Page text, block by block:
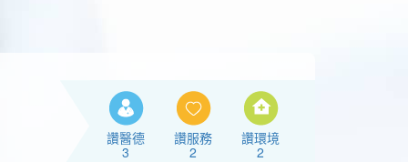
讚醫德
3
讚服務
2
讚環境
2